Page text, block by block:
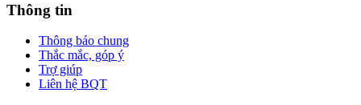
Thông tin
Thông báo chung
Thắc mắc, góp ý
Trợ giúp
Liên hệ BQT